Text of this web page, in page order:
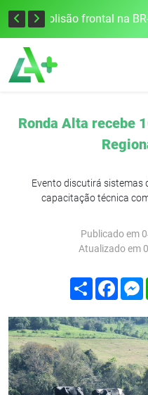
União Frederiquense vence o Gramadense fora de casa e assume a terceira posição na Divisão de Acesso
Ronda Alta recebe
Evento discutirá sistemas
capacitação técnica
Publicado em
Atualizado em